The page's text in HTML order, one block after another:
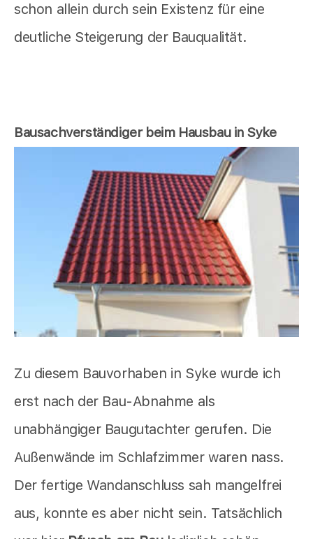
schon allein durch sein Existenz für eine
deutliche Steigerung der Bauqualität.
Bausachverständiger beim Hausbau in Syke
Zu diesem Bauvorhaben in Syke wurde ich
erst nach der Bau-Abnahme als
unabhängiger Baugutachter gerufen. Die
Außenwände im Schlafzimmer waren nass.
Der fertige Wandanschluss sah mangelfrei
aus, konnte es aber nicht sein. Tatsächlich